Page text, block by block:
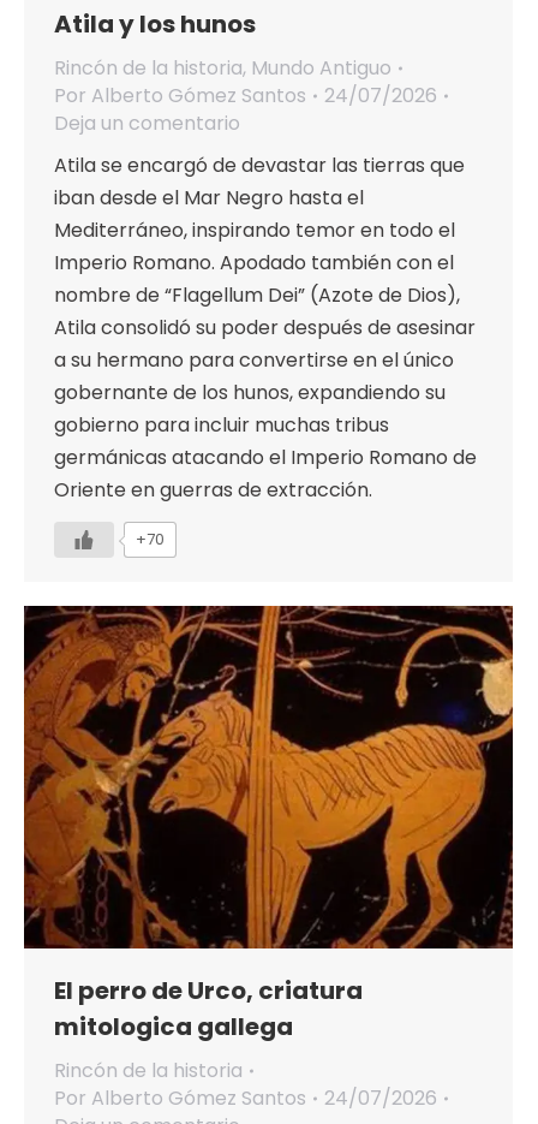
Atila y los hunos
Rincón de la historia, Mundo Antiguo
Por Alberto Gómez Santos
24/07/2026
Deja un comentario
Atila se encargó de devastar las tierras que
iban desde el Mar Negro hasta el
Mediterráneo, inspirando temor en todo el
Imperio Romano. Apodado también con el
nombre de “Flagellum Dei” (Azote de Dios),
Atila consolidó su poder después de asesinar
a su hermano para convertirse en el único
gobernante de los hunos, expandiendo su
gobierno para incluir muchas tribus
germánicas atacando el Imperio Romano de
Oriente en guerras de extracción.
+70
El perro de Urco, criatura
mitologica gallega
Rincón de la historia
Por Alberto Gómez Santos
24/07/2026